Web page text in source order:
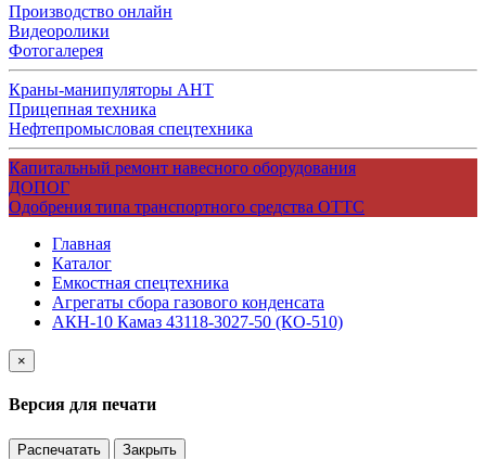
Производство онлайн
Видеоролики
Фотогалерея
Краны-манипуляторы АНТ
Прицепная техника
Нефтепромысловая спецтехника
Капитальный ремонт навесного оборудования
ДОПОГ
Одобрения типа транспортного средства ОТТС
Главная
Каталог
Емкостная спецтехника
Агрегаты сбора газового конденсата
АКН-10 Камаз 43118-3027-50 (КО-510)
×
Версия для печати
Распечатать
Закрыть